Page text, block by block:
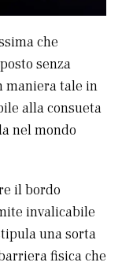
che
senza
maniera tale in
alla consueta
nel mondo
il bordo
invalicabile
una sorta
fisica che